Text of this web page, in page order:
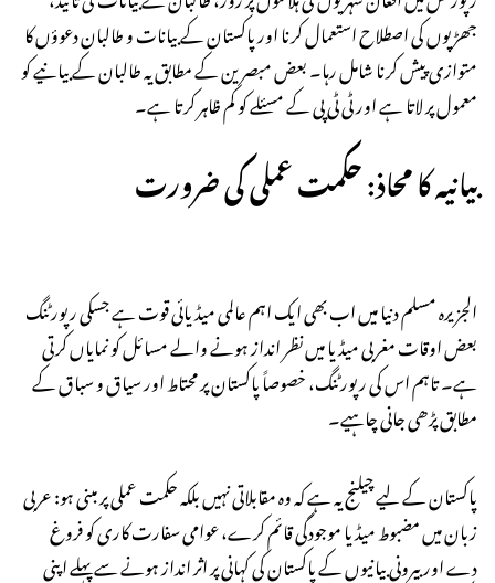
جھڑپوں کی اصطلاح استعمال کرنا اور پاکستان کے بیانات و طالبان دعوؤں کا
متوازی پیش کرنا شامل رہا۔ بعض مبصرین کے مطابق یہ طالبان کے بیانیے کو
معمول پر لاتا ہے اور ٹی ٹی پی کے مسئلے کو کم ظاہر کرتا ہے۔
بیانیہ کا محاذ: حکمت عملی کی ضرورت
الجزیرہ مسلم دنیا میں اب بھی ایک اہم عالمی میڈیائی قوت ہے جسکی رپورٹنگ
بعض اوقات مغربی میڈیا میں نظر انداز ہونے والے مسائل کو نمایاں کرتی
ہے۔ تاہم اس کی رپورٹنگ، خصوصاً پاکستان پر محتاط اور سیاق و سباق کے
مطابق پڑھی جانی چاہیے۔
پاکستان کے لیے چیلنج یہ ہے کہ وہ مقابلاتی نہیں بلکہ حکمت عملی پر مبنی ہو: عربی
زبان میں مضبوط میڈیا موجودگی قائم کرے، عوامی سفارت کاری کو فروغ
دے اور بیرونی بیانیوں کے پاکستان کی کہانی پر اثر انداز ہونے سے پہلے اپنی